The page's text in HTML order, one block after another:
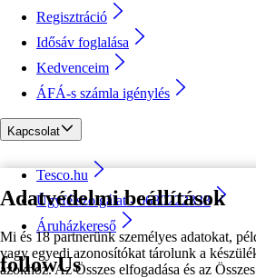
Adatvédelmi beállítások
Mi és 18 partnerünk személyes adatokat,
vagy egyedi azonosítókat tárolunk a
azokhoz. Az Összes elfogadása és az
Regisztráció
Idősáv foglalása
Kedvenceim
ÁFÁ-s számla igénylés
Kapcsolat
Tesco.hu
Ügyfélszolgálat - 0680222333
Áruházkereső
followUs